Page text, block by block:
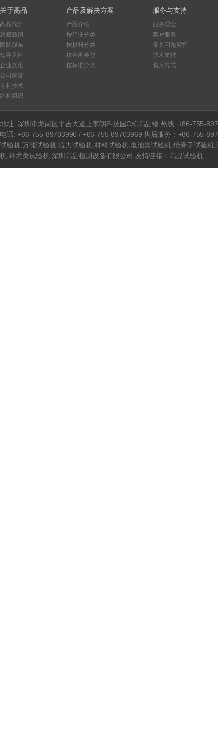
GP-JT-300 数显投影仪
GP-JT-300数显投影仪
发现更多 >
关于高品
高品简介
总裁致词
团队股东
领导关怀
企业文化
公司荣誉
专利技术
结构组织
产品及解决方案
产品介绍
按行业分类
按材料分类
按检测类型
按标准分类
服务与支持
服务理念
客户服务
常见问题解答
技术支持
售后方式
地址: 深圳市龙岗区平吉大道上李朗科技园C栋高品楼 热线: +86-755-
电话: +86-755-89703996 / +86-755-89703969 售后服务：+86-755-
试验机,万能试验机,拉力试验机,材料试验机,电池类试验机,绝缘子试验
机,环境类试验机,深圳高品检测设备有限公司 友情链接： 高品试验机